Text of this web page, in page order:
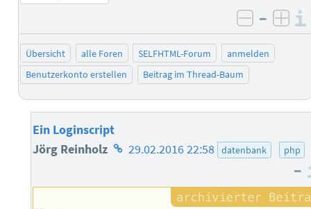
negativ
–
Übersicht alle Foren SELFHTML-Forum
anmelden
Benutzerkonto erstellen
Beitrag im Thread-Baum
Ein Loginscript
Jörg Reinholz Homepage
Autors
29.02.2016 22:58 datenbank php
–